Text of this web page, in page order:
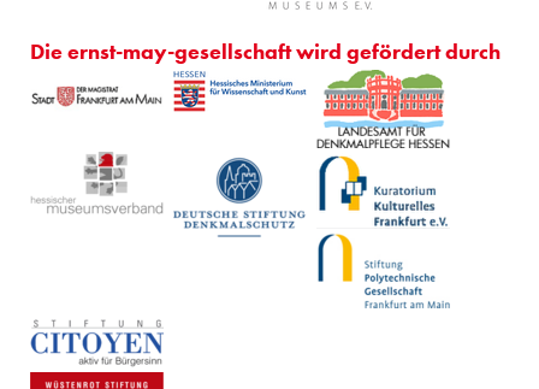
Die ernst-may-gesellschaft wird gefördert durch